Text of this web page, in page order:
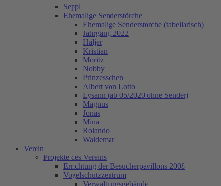
Seppl
Ehemalige Senderstörche
Ehemalige Senderstörche (tabellarisch)
Jahrgang 2022
Håljer
Kristian
Moritz
Nobby
Prinzesschen
Albert von Lotto
Lysann (ab 05/2020 ohne Sender)
Magnus
Jonas
Mina
Rolando
Waldemar
Verein
Projekte des Vereins
Errichtung der Besucherpavillons 2008
Vogelschutzzentrum
Verwaltungsgebäude